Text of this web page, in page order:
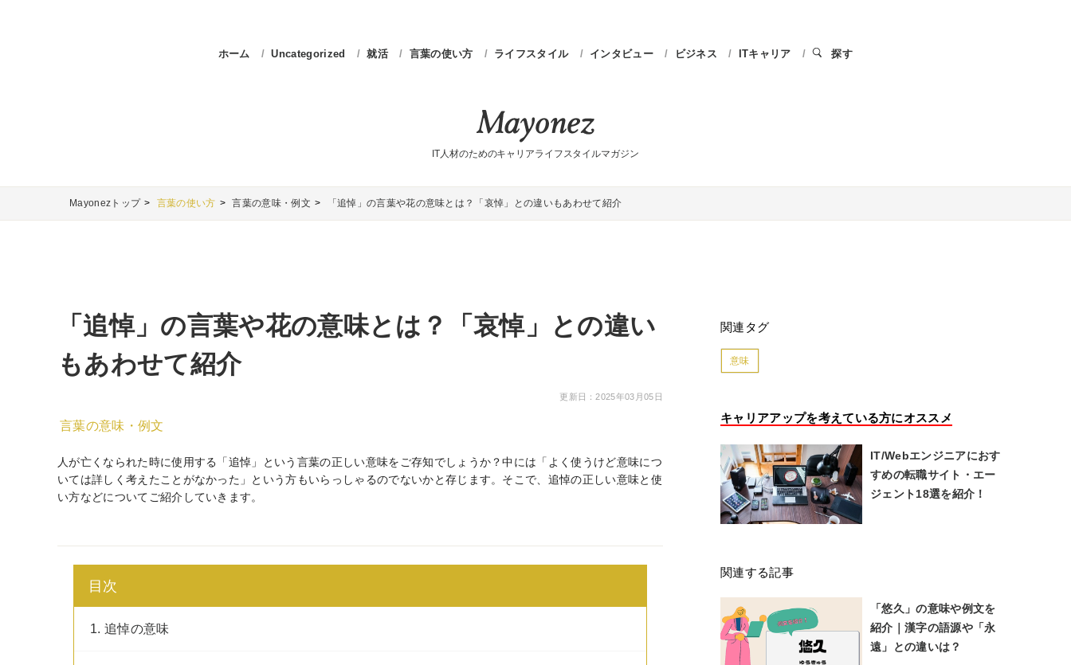
ホーム Uncategorized 就活 言葉の使い方 ライフスタイル インタビュー ビジネス ITキャリア 探す
IT人材のためのキャリアライフスタイルマガジン
Mayonezトップ 言葉の使い方 言葉の意味・例文 「追悼」の言葉や花の意味とは？「哀悼」との違いもあわせて紹介
「追悼」の言葉や花の意味とは？「哀悼」との違い
もあわせて紹介
更新日：2025年03月05日
言葉の意味・例文
人が亡くなられた時に使用する「追悼」という言葉の正しい意味をご存知でしょうか？中には「よく使うけど意味につ
いては詳しく考えたことがなかった」という方もいらっしゃるのでないかと存じます。そこで、追悼の正しい意味と使
い方などについてご紹介していきます。
目次
1. 追悼の意味
関連タグ
意味
キャリアアップを考えている方にオススメ
IT/Webエンジニアにおす
すめの転職サイト・エー
ジェント18選を紹介！
関連する記事
「悠久」の意味や例文を
紹介｜漢字の語源や「永
遠」との違いは？